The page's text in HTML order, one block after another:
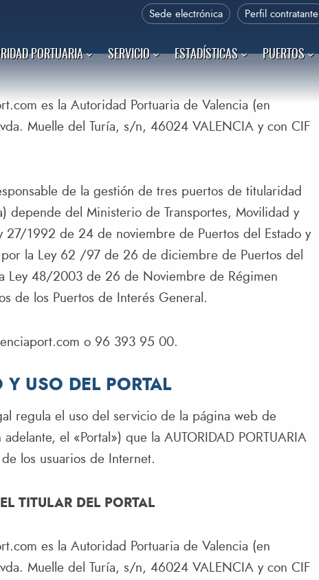
Sede electrónica Perfil contratante
PORTUARIA SERVICIO ESTADÍSTICAS PUERTOS
es la Autoridad Portuaria de Valencia (en
Muelle del Turía, s/n, 46024 VALENCIA y con CIF
de la gestión de tres puertos de titularidad
depende del Ministerio de Transportes, Movilidad y
27/1992 de 24 de noviembre de Puertos del Estado y
la Ley 62 /97 de 26 de diciembre de Puertos del
Ley 48/2003 de 26 de Noviembre de Régimen
de los Puertos de Interés General.
o 96 393 95 00.
Y USO DEL PORTAL
regula el uso del servicio de la página web de
el «Portal») que la AUTORIDAD PORTUARIA
los usuarios de Internet.
TITULAR DEL PORTAL
es la Autoridad Portuaria de Valencia (en
Muelle del Turía, s/n, 46024 VALENCIA y con CIF